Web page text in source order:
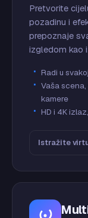
Pretvorite
pozadinu i
prepoznaje
izgledom kao
Radi u
Vaša
kamere
HD i 4K
Istražite